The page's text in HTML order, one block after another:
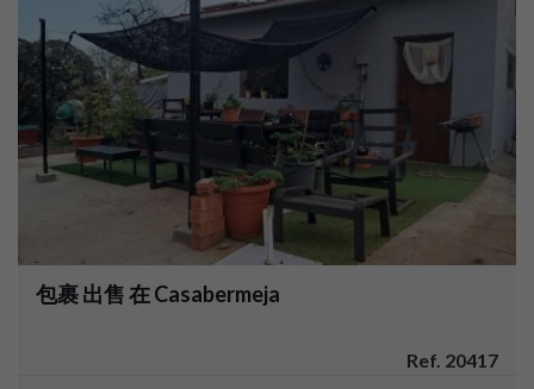
包裹 出售 在 Casabermeja
Ref. 20417